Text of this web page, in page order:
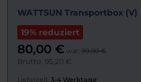
WATTSUN Transportbox (V)
19% reduziert
80,00 € war: 99,00 €
Brutto: 95,20 €
Lieferzeit: 3-4 Werktage